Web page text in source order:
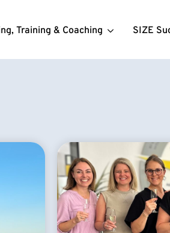
Training & Coaching SIZE